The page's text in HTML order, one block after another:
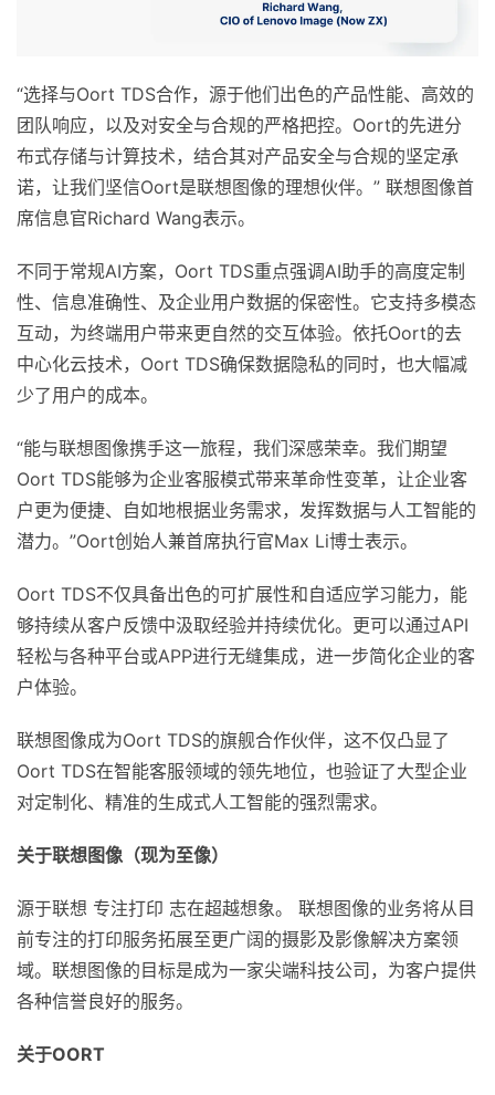
“选择与Oort TDS合作，源于他们出色的产品性能、高效的
团队响应，以及对安全与合规的严格把控。Oort的先进分
布式存储与计算技术，结合其对产品安全与合规的坚定承
诺，让我们坚信Oort是联想图像的理想伙伴。” 联想图像首
席信息官Richard Wang表示。
不同于常规AI方案，Oort TDS重点强调AI助手的高度定制
性、信息准确性、及企业用户数据的保密性。它支持多模态
互动，为终端用户带来更自然的交互体验。依托Oort的去
中心化云技术，Oort TDS确保数据隐私的同时，也大幅减
少了用户的成本。
“能与联想图像携手这一旅程，我们深感荣幸。我们期望
Oort TDS能够为企业客服模式带来革命性变革，让企业客
户更为便捷、自如地根据业务需求，发挥数据与人工智能的
潜力。”Oort创始人兼首席执行官Max Li博士表示。
Oort TDS不仅具备出色的可扩展性和自适应学习能力，能
够持续从客户反馈中汲取经验并持续优化。更可以通过API
轻松与各种平台或APP进行无缝集成，进一步简化企业的客
户体验。
联想图像成为Oort TDS的旗舰合作伙伴，这不仅凸显了
Oort TDS在智能客服领域的领先地位，也验证了大型企业
对定制化、精准的生成式人工智能的强烈需求。
关于联想图像（现为至像）
源于联想 专注打印 志在超越想象。 联想图像的业务将从目
前专注的打印服务拓展至更广阔的摄影及影像解决方案领
域。联想图像的目标是成为一家尖端科技公司，为客户提供
各种信誉良好的服务。
关于OORT